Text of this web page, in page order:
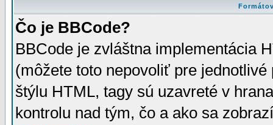
Čo je BBCode?
BBCode je zvláštna implementácia
(môžete toto nepovoliť pre
štýlu HTML, tagy sú uzavreté v
kontrolu nad tým, čo a ako sa